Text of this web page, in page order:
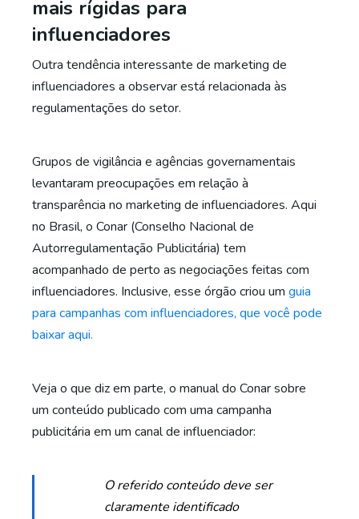
mais rígidas para
influenciadores
Outra tendência interessante de marketing de
influenciadores a observar está relacionada às
regulamentações do setor.
Grupos de vigilância e agências governamentais
levantaram preocupações em relação à
transparência no marketing de influenciadores. Aqui
no Brasil, o Conar (Conselho Nacional de
Autorregulamentação Publicitária) tem
acompanhado de perto as negociações feitas com
influenciadores. Inclusive, esse órgão criou um guia
para campanhas com influenciadores, que você pode
baixar aqui.
Veja o que diz em parte, o manual do Conar sobre
um conteúdo publicado com uma campanha
publicitária em um canal de influenciador:
O referido conteúdo deve ser
claramente identificado